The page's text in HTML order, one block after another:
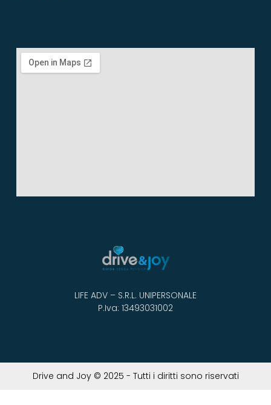
LIFE ADV – S.R.L. UNIPERSONALE
P.Iva: 13493031002
Drive and Joy © 2025 - Tutti i diritti sono riservati